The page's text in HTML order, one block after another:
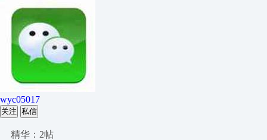
wyc05017
关注 私信
精华：2帖